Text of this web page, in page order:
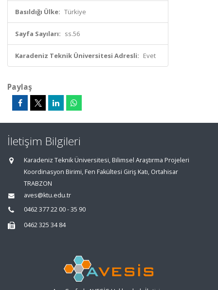
Basıldığı Ülke: Türkiye
Sayfa Sayıları: ss.56
Karadeniz Teknik Üniversitesi Adresli: Evet
Paylaş
İletişim Bilgileri
Karadeniz Teknik Üniversitesi, Bilimsel Araştırma Projeleri
Koordinasyon Birimi, Fen Fakültesi Giriş Katı, Ortahisar
TRABZON
aves@ktu.edu.tr
0462 377 22 00 - 35 90
0462 325 34 84